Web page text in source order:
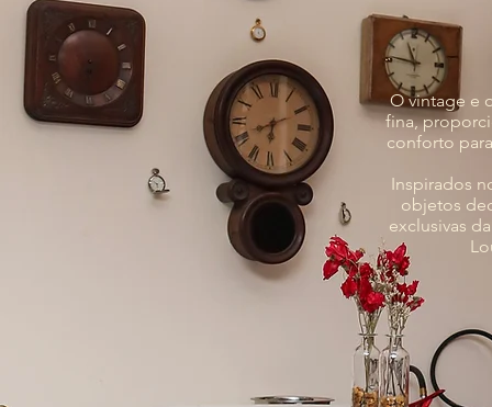
O vintage e
fina,
conforto
Inspirados
objetos
exclusivas